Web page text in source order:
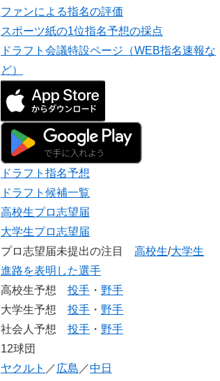
ファンによる指名の評価
スポーツ紙の1位指名予想の採点
ドラフト会議特設ページ（WEB指名速報な
ど）
ドラフト指名予想
ドラフト候補一覧
高校生プロ志望届
大学生プロ志望届
プロ志望届未提出の注目 高校生/大学生
進路を表明した選手
高校生予想 投手 ・ 野手
大学生予想 投手 ・ 野手
社会人予想 投手 ・ 野手
12球団
ヤクルト ／ 広島 ／中日